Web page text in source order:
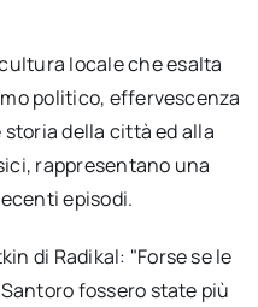
locale che esalta
politico, effervescenza
della città ed alla
rappresentano una
episodi.
di Radikal: "Forse se le
fossero state più